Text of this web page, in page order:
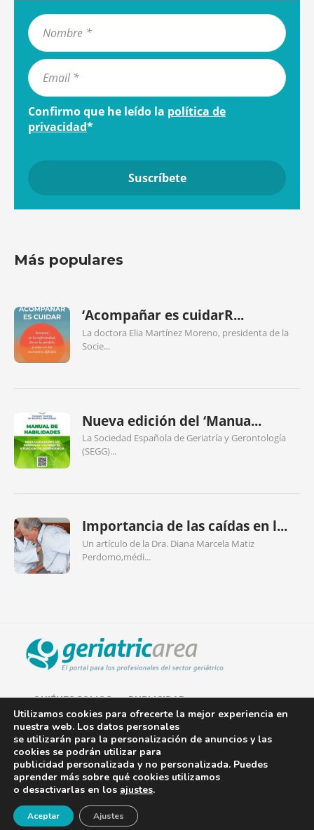
Confirmo que he leído la política de
privacidad*
Más populares
‘Acompañar es cuidarR...
La doctora Elia Martínez Moreno, presidenta de la
Socie...
Nueva edición del ‘Manua...
La Sociedad Española de Geriatría y Gerontología
(SEGG)...
Importancia de las caídas en l...
Un artículo de la Dra. Diana Marcela Matiz
Perdomo,médi...
QUIÉNES SOMOS PUBLICIDAD
AVISO LEGAL
POLÍTICA DE COOKIES
POLÍTICA DE PRIVACIDAD
CONTACTO¡Newsletter!
Utilizamos cookies para ofrecerte la mejor experiencia en
nuestra web. Los datos personales
se utilizarán para la personalización de anuncios y las
cookies se podrán utilizar para
publicidad personalizada y no personalizada. Puedes
aprender más sobre qué cookies utilizamos
o desactivarlas en los ajustes.
Aceptar Ajustes